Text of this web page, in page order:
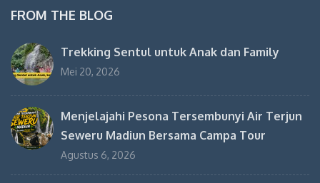
FROM THE BLOG
Trekking Sentul untuk Anak dan Family
Mei 20, 2026
Menjelajahi Pesona Tersembunyi Air Terjun
Seweru Madiun Bersama Campa Tour
Agustus 6, 2026